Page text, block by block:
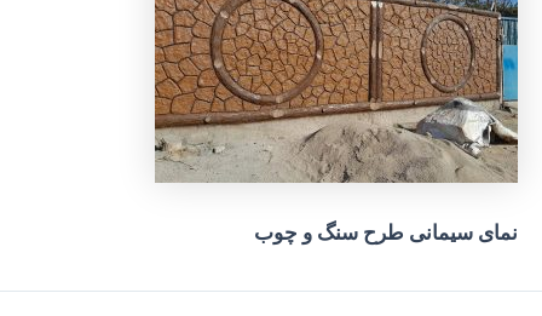
نمای سیمانی طرح سنگ و چوب